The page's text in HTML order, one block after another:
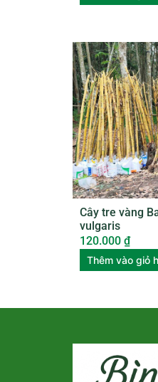
Cây tre vàng
vulgaris
120.000 ₫
Thêm vào giỏ